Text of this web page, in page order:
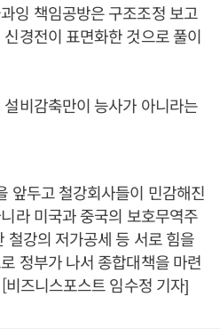
잉 책임공방은 구조조정 보고
경전이 표면화한 것으로 풀이
비감축만이 능사가 아니라는
앞두고 철강회사들이 민감해진
라 미국과 중국의 보호무역주
철강의 저가공세 등 서로 힘을
정부가 나서 종합대책을 마련
즈니스포스트 임수정 기자]